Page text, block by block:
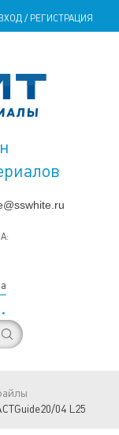
ВХОД/ РЕГИСТРАЦИЯ
04 L25